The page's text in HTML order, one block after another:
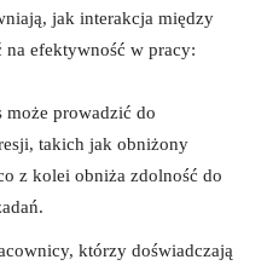
jak ​interakcja‌ między
na efektywność⁣ w pracy:
może prowadzić do
takich jak​ obniżony​
z kolei obniża zdolność do
którzy doświadczają